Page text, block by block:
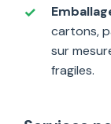
cartons,
sur
fragiles.